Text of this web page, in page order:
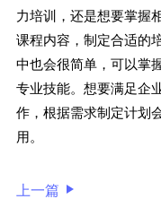
力培训，还是想要掌握
课程内容，制定合适的
中也会很简单，可以掌
专业技能。想要满足企
作，根据需求制定计划
用。
上一篇